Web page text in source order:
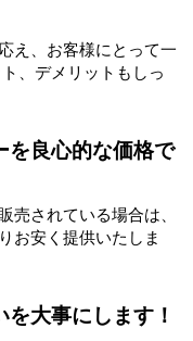
え、お客様にとって一
、デメリットもしっ
を良心的な価格で
売されている場合は、
お安く提供いたしま
大事にします！